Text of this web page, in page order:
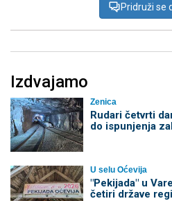
Pridruži se
Izdvajamo
Zenica
Rudari četvrti
do ispunjenja
U selu Oćevija
"Pekijada" u
četiri države